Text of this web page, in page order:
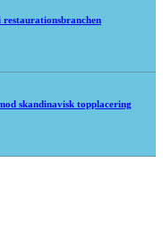
skandinavisk topplacering